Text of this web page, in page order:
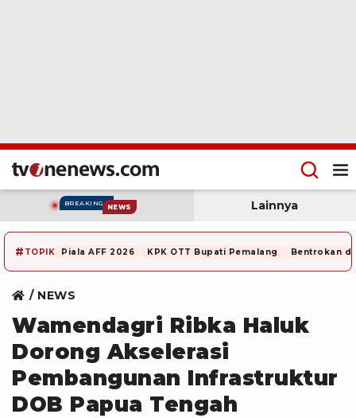
BREAKING NEWS Lainnya
# TOPIK Piala AFF 2026 KPK OTT Bupati Pemalang Bentrokan di
NEWS
Wamendagri Ribka Haluk
Dorong Akselerasi
Pembangunan Infrastruktur
DOB Papua Tengah